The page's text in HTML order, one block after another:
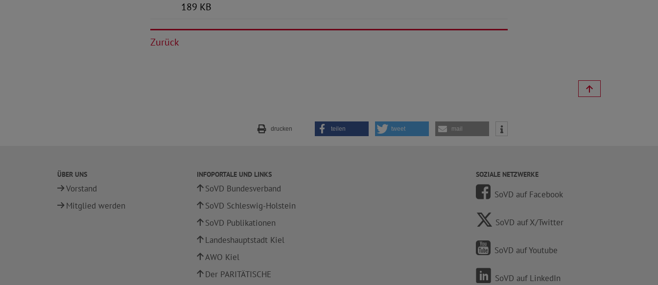
189 KB
Zurück
drucken teilen tweet mail
ÜBER UNS
Vorstand
Mitglied werden
INFOPORTALE UND LINKS
SoVD Bundesverband
SoVD Schleswig-Holstein
SoVD Publikationen
Landeshauptstadt Kiel
AWO Kiel
Der PARITÄTISCHE
SOZIALE NETZWERKE
SoVD auf Facebook
SoVD auf X/Twitter
SoVD auf Youtube
SoVD auf LinkedIn